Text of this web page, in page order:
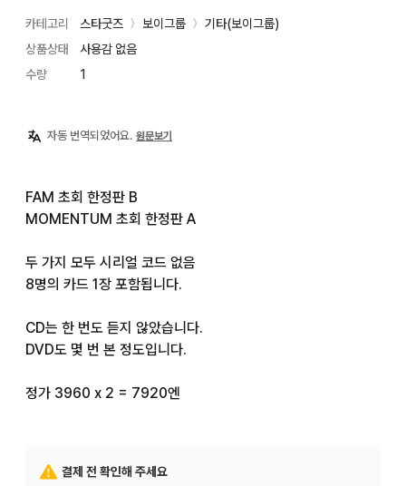
카테고리 스타굿즈 〉 보이그룹 〉
기타(보이그룹)
상품상태
사용감 없음
수량
1
자동 번역되었어요. 원문보기
FAM 초회 한정판 B
MOMENTUM 초회 한정판 A
두 가지 모두 시리얼 코드 없음
8명의 카드 1장 포함됩니다.
CD는 한 번도 듣지 않았습니다.
DVD도 몇 번 본 정도입니다.
정가 3960 x 2 = 7920엔
결제 전 확인해 주세요